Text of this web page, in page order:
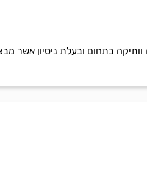
וותיקה בתחום ובעלת ניסיון